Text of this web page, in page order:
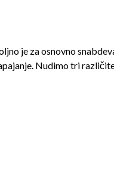
je za osnovno
Nudimo tri